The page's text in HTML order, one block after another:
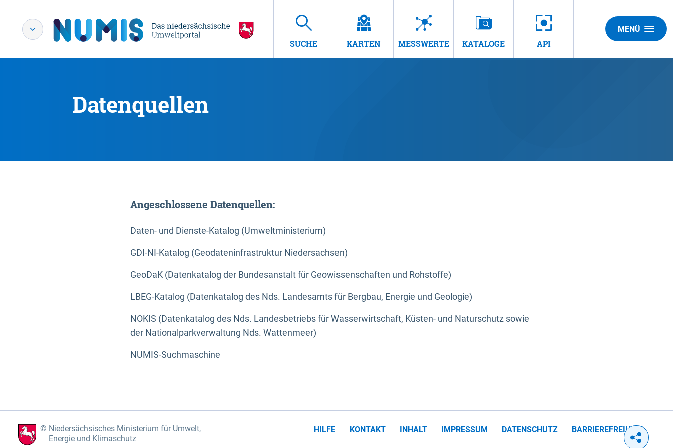
SUCHE KARTEN MESSWERTE KATALOGE API
MENÜ
Datenquellen
Angeschlossene Datenquellen:
Daten- und Dienste-Katalog (Umweltministerium)
GDI-NI-Katalog (Geodateninfrastruktur Niedersachsen)
GeoDaK (Datenkatalog der Bundesanstalt für Geowissenschaften und Rohstoffe)
LBEG-Katalog (Datenkatalog des Nds. Landesamts für Bergbau, Energie und Geologie)
NOKIS (Datenkatalog des Nds. Landesbetriebs für Wasserwirtschaft, Küsten- und Naturschutz sowie
der Nationalparkverwaltung Nds. Wattenmeer)
NUMIS-Suchmaschine
Niedersächsisches Ministerium für Umwelt,
Energie und Klimaschutz
HILFE KONTAKT INHALT IMPRESSUM DATENSCHUTZ BARRIEREFREIHEIT